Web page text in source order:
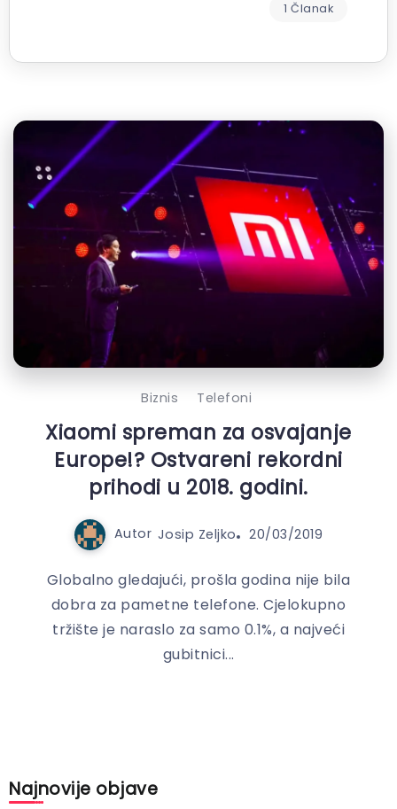
1 Članak
Biznis Telefoni
Xiaomi spreman za osvajanje
Europe!? Ostvareni rekordni
prihodi u 2018. godini.
Autor Josip Zeljko 20/03/2019
Globalno gledajući, prošla godina nije bila
dobra za pametne telefone. Cjelokupno
tržište je naraslo za samo 0.1%, a najveći
gubitnici...
Najnovije objave